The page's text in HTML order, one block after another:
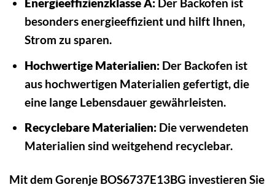
Energieeffizienzklasse A:Der Backofen ist
besonders energieeffizient und hilft Ihnen,
Strom zu sparen.
Hochwertige Materialien:Der Backofen ist
aus hochwertigen Materialien gefertigt, die
eine lange Lebensdauer gewährleisten.
Recyclebare Materialien:Die verwendeten
Materialien sind weitgehend recyclebar.
Mit dem Gorenje BOS6737E13BG investieren Sie